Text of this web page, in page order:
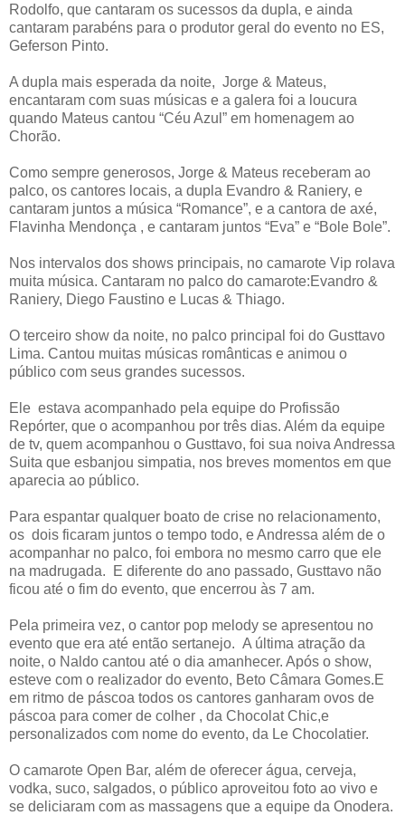
Rodolfo, que cantaram os sucessos da dupla, e ainda
cantaram parabéns para o produtor geral do evento no ES,
Geferson Pinto.
A dupla mais esperada da noite, Jorge & Mateus,
encantaram com suas músicas e a galera foi a loucura
quando Mateus cantou “Céu Azul” em homenagem ao
Chorão.
Como sempre generosos, Jorge & Mateus receberam ao
palco, os cantores locais, a dupla Evandro & Raniery, e
cantaram juntos a música “Romance”, e a cantora de axé,
Flavinha Mendonça , e cantaram juntos “Eva” e “Bole Bole”.
Nos intervalos dos shows principais, no camarote Vip rolava
muita música. Cantaram no palco do camarote:Evandro &
Raniery, Diego Faustino e Lucas & Thiago.
O terceiro show da noite, no palco principal foi do Gusttavo
Lima. Cantou muitas músicas românticas e animou o
público com seus grandes sucessos.
Ele estava acompanhado pela equipe do Profissão
Repórter, que o acompanhou por três dias. Além da equipe
de tv, quem acompanhou o Gusttavo, foi sua noiva Andressa
Suita que esbanjou simpatia, nos breves momentos em que
aparecia ao público.
Para espantar qualquer boato de crise no relacionamento,
os dois ficaram juntos o tempo todo, e Andressa além de o
acompanhar no palco, foi embora no mesmo carro que ele
na madrugada. E diferente do ano passado, Gusttavo não
ficou até o fim do evento, que encerrou às 7 am.
Pela primeira vez, o cantor pop melody se apresentou no
evento que era até então sertanejo. A última atração da
noite, o Naldo cantou até o dia amanhecer. Após o show,
esteve com o realizador do evento, Beto Câmara Gomes.E
em ritmo de páscoa todos os cantores ganharam ovos de
páscoa para comer de colher , da Chocolat Chic,e
personalizados com nome do evento, da Le Chocolatier.
O camarote Open Bar, além de oferecer água, cerveja,
vodka, suco, salgados, o público aproveitou foto ao vivo e
se deliciaram com as massagens que a equipe da Onodera.